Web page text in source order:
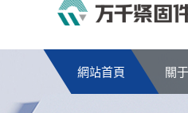
網站首頁 關